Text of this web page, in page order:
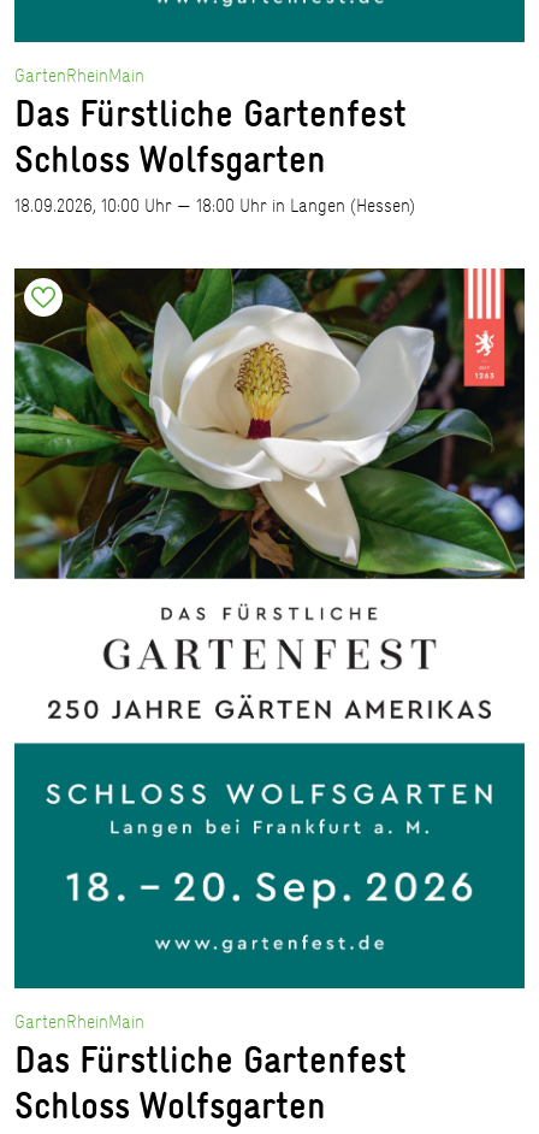
GartenRheinMain
Das Fürstliche Gartenfest
Schloss Wolfsgarten
18.09.2026, 10:00 Uhr — 18:00 Uhr in Langen (Hessen)
GartenRheinMain
Das Fürstliche Gartenfest
Schloss Wolfsgarten